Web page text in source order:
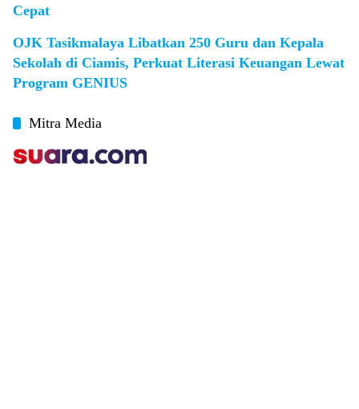
Cepat
OJK Tasikmalaya Libatkan 250 Guru dan Kepala
Sekolah di Ciamis, Perkuat Literasi Keuangan Lewat
Program GENIUS
Mitra Media